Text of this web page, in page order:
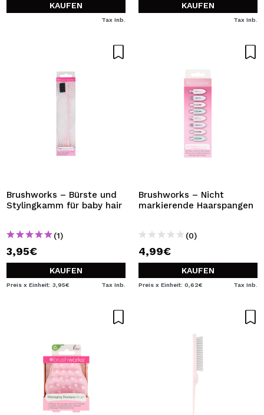
KAUFEN
Tax Inb.
KAUFEN
Tax Inb.
Brushworks – Bürste und
Stylingkamm für baby hair
(1)
3,95€
KAUFEN
Preis x Einheit: 3,95€ Tax Inb.
Brushworks – Nicht
markierende Haarspangen
(0)
4,99€
KAUFEN
Preis x Einheit: 0,62€ Tax Inb.